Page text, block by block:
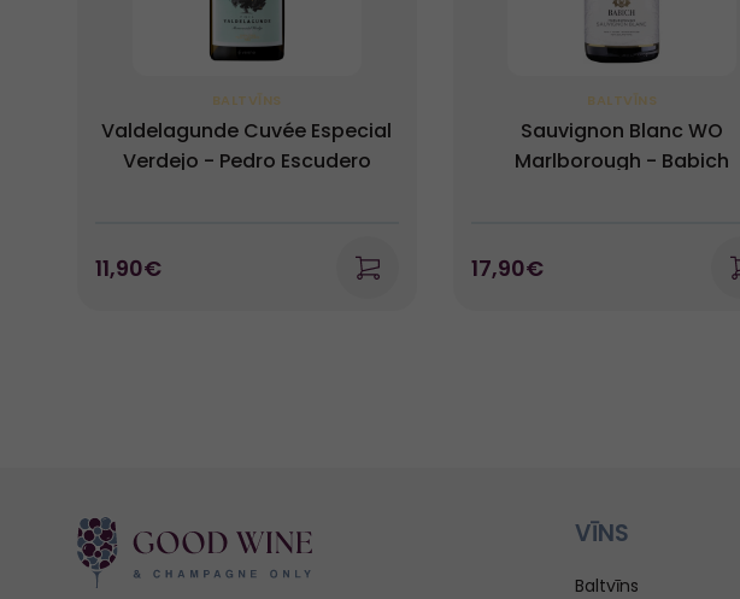
BALTVĪNS
Valdelagunde Cuvée Especial
Verdejo - Pedro Escudero
11,90€
BALTVĪNS
Sauvignon Blanc WO
Marlborough - Babich
17,90€
VĪNS
Baltvīns